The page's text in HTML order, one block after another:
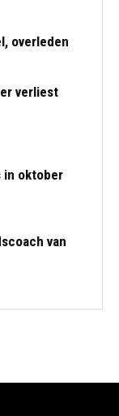
overleden
verliest
in oktober
van